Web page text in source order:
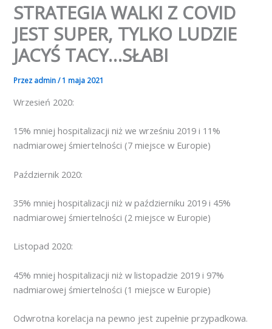
STRATEGIA WALKI Z COVID
JEST SUPER, TYLKO LUDZIE
JACYŚ TACY…SŁABI
Przez admin/1 maja 2021
Wrzesień 2020:
15% mniej hospitalizacji niż we wrześniu 2019 i 11%
nadmiarowej śmiertelności (7 miejsce w Europie)
Październik 2020:
35% mniej hospitalizacji niż w październiku 2019 i 45%
nadmiarowej śmiertelności (2 miejsce w Europie)
Listopad 2020:
45% mniej hospitalizacji niż w listopadzie 2019 i 97%
nadmiarowej śmiertelności (1 miejsce w Europie)
Odwrotna korelacja na pewno jest zupełnie przypadkowa.